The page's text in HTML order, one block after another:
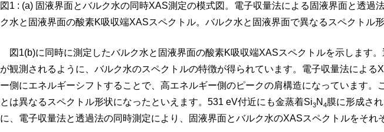
図1 : (a) 固液界面とバルク水の同時XAS測定の模式図。電子収量法による固液界面と透過
ク水と固液界面の酸素K吸収端XASスペクトル。バルク水と固液界面で異なるスペクトル形
図1(b)に同時に測定したバルク水と固液界面の酸素K吸収端XASスペクトルを示します
が観測されるように、バルク水のスペクトルの特徴が得られています。電子収量法によ
ー側にエネルギーシフトすることで、高エネルギー側のピークの肩構造になっています
とは異なるスペクトル形状になったといえます。531 eV付近にも金蒸着Si3N 4膜に形成さ
に、電子収量法と透過法の同時測定により、固液界面とバルク水のXASスペクトルをそれ